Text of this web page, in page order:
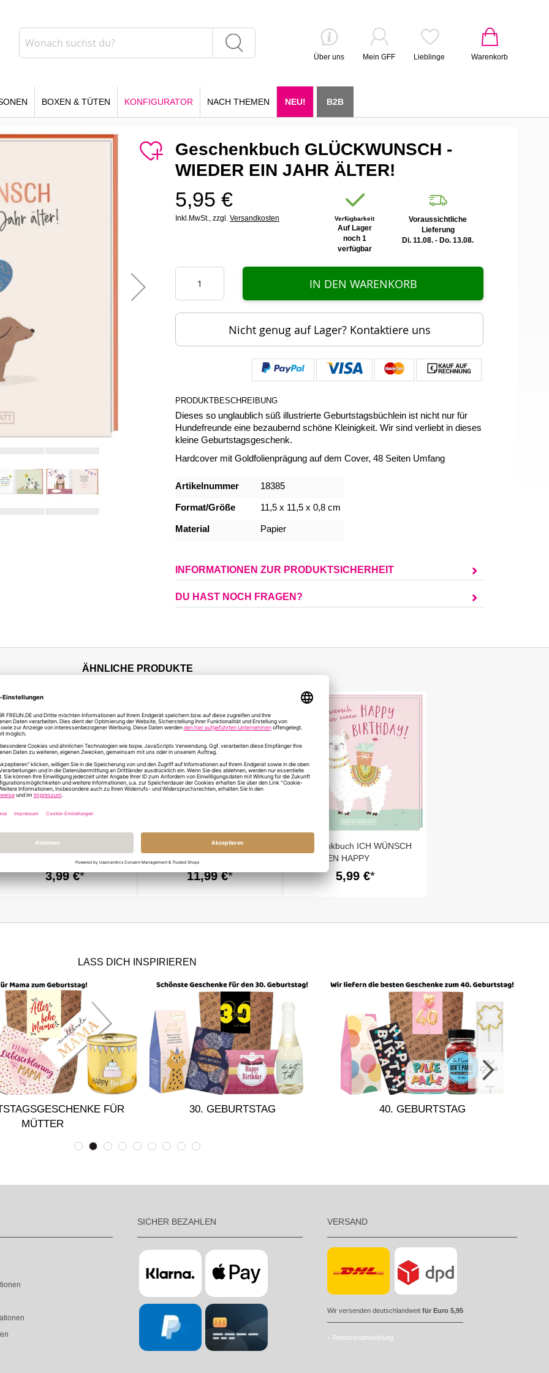
Warenkorb
Über uns Mein GFF Lieblinge
BOXEN & TÜTEN KONFIGURATOR NACH THEMEN NEU! B2B
Geschenkbuch GLÜCKWUNSCH -
WIEDER EIN JAHR ÄLTER!
5,95 €
Inkl.MwSt., zzgl. Versandkosten Verfügbarkeit
Auf Lager
noch 1
verfügbar
Voraussichtliche
Lieferung
Di. 11.08. - Do. 13.08.
IN DEN WARENKORB
Nicht genug auf Lager? Kontaktiere uns
PRODUKTBESCHREIBUNG
Dieses so unglaublich süß illustrierte Geburtstagsbüchlein ist nicht nur für
Hundefreunde eine bezaubernd schöne Kleinigkeit. Wir sind verliebt in dieses
kleine Geburtstagsgeschenk.
Hardcover mit Goldfolienprägung auf dem Cover, 48 Seiten Umfang
Mehr
Artikelnummer 18385
Format/Größe 11,5 x 11,5 x 0,8 cm
Material Papier
INFORMATIONEN ZUR PRODUKTSICHERHEIT
DU HAST NOCH FRAGEN?
ÄHNLICHE PRODUKTE
Fruchtgummi Herzen HAPPY
3,99 €
Cancake – Kuchen in der
Paper (Brownie)
11,99 €
Geschenkbuch ICH WÜNSCH
DIR EINEN HAPPY
BIRTHDAY!5,99 €
LASS DICH INSPIRIEREN
FÜR
MÜTTER
30. GEBURTSTAG 40. GEBURTSTAG
SICHER BEZAHLEN VERSAND
Wir versenden deutschlandweit für Euro 5,95
Retourenabwicklung